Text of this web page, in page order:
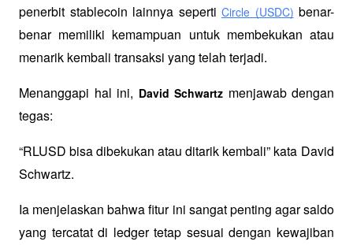
penerbit stablecoin lainnya seperti Circle (USDC) benar-
benar memiliki kemampuan untuk membekukan atau
menarik kembali transaksi yang telah terjadi.
Menanggapi hal ini, David Schwartz menjawab dengan
tegas:
“RLUSD bisa dibekukan atau ditarik kembali” kata David
Schwartz.
Ia menjelaskan bahwa fitur ini sangat penting agar saldo
yang tercatat di ledger tetap sesuai dengan kewajiban